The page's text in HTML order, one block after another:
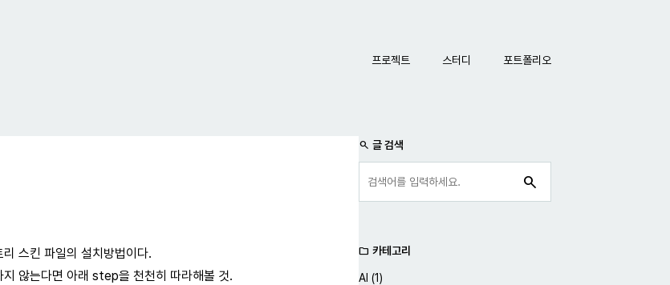
네비게이션
프로젝트 스터디 포트폴리오
스킨 파일의 설치방법이다.
않는다면 아래 step을 천천히 따라해볼 것.
사이드바
search 글 검색
search
folder 카테고리
AI (1)